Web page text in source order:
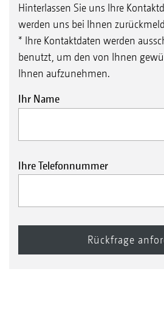
Hinterlassen Sie uns Ihre
werden uns bei Ihnen
* Ihre Kontaktdaten werden
benutzt, um den von Ihnen
Ihnen aufzunehmen.
Ihr Name
Ihre Telefonnummer